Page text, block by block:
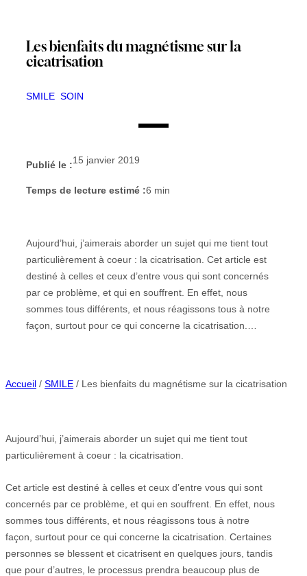
Les bienfaits du magnétisme sur la
cicatrisation
SMILE SOIN
Publié le :15 janvier 2019
Temps de lecture estimé :6 min
Aujourd’hui, j’aimerais aborder un sujet qui me tient tout
particulièrement à coeur : la cicatrisation. Cet article est
destiné à celles et ceux d’entre vous qui sont concernés
par ce problème, et qui en souffrent. En effet, nous
sommes tous différents, et nous réagissons tous à notre
façon, surtout pour ce qui concerne la cicatrisation.…
Accueil / SMILE / Les bienfaits du magnétisme sur la cicatrisation
Aujourd’hui, j’aimerais aborder un sujet qui me tient tout
particulièrement à coeur : la cicatrisation.
Cet article est destiné à celles et ceux d’entre vous qui sont
concernés par ce problème, et qui en souffrent. En effet, nous
sommes tous différents, et nous réagissons tous à notre
façon, surtout pour ce qui concerne la cicatrisation. Certaines
personnes se blessent et cicatrisent en quelques jours, tandis
que pour d’autres, le processus prendra beaucoup plus de